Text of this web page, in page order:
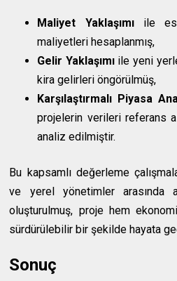
Maliyet Yaklaşımıile eski
maliyetleri hesaplanmış,
Gelir Yaklaşımıile yeni
kira gelirleri öngörülmüş,
Karşılaştırmalı Piyasa
projelerin verileri referans
analiz edilmiştir.
Bu kapsamlı değerleme
ve yerel yönetimler arasında
oluşturulmuş, proje hem
sürdürülebilir bir şekilde hayata
Sonuç